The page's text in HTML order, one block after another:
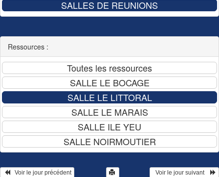
Ressources :
   Voir le jour précédent
  Voir le jour suivant